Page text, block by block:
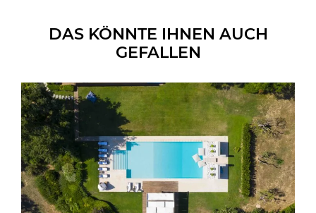
DAS KÖNNTE IHNEN AUCH
GEFALLEN